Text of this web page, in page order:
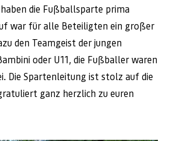
die Fußballsparte prima
war für alle Beteiligten ein großer
den Teamgeist der jungen
oder U11, die Fußballer waren
Die Spartenleitung ist stolz auf die
ganz herzlich zu euren